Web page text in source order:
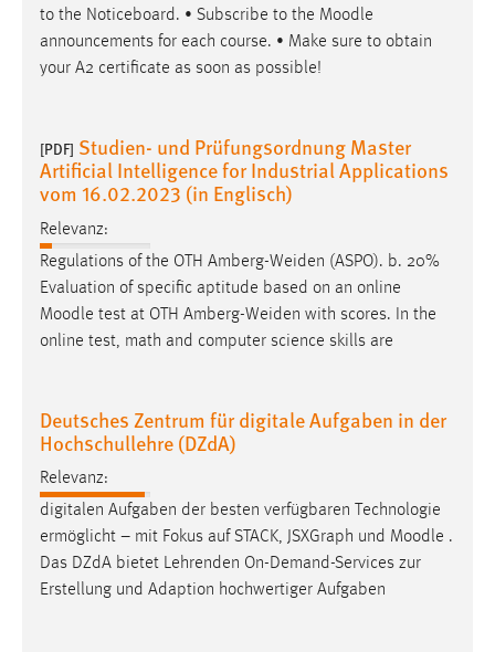
to the Noticeboard. • Subscribe to the Moodle
announcements for each course. • Make sure to obtain
your A2 certificate as soon as possible!
[PDF] Studien- und Prüfungsordnung Master
Artificial Intelligence for Industrial Applications
vom 16.02.2023 (in Englisch)
Relevanz:
Regulations of the OTH Amberg-Weiden (ASPO). b. 20%
Evaluation of specific aptitude based on an online
Moodle test at OTH Amberg-Weiden with scores. In the
online test, math and computer science skills are
Deutsches Zentrum für digitale Aufgaben in der
Hochschullehre (DZdA)
Relevanz:
digitalen Aufgaben der besten verfügbaren Technologie
ermöglicht – mit Fokus auf STACK, JSXGraph und Moodle .
Das DZdA bietet Lehrenden On-Demand-Services zur
Erstellung und Adaption hochwertiger Aufgaben